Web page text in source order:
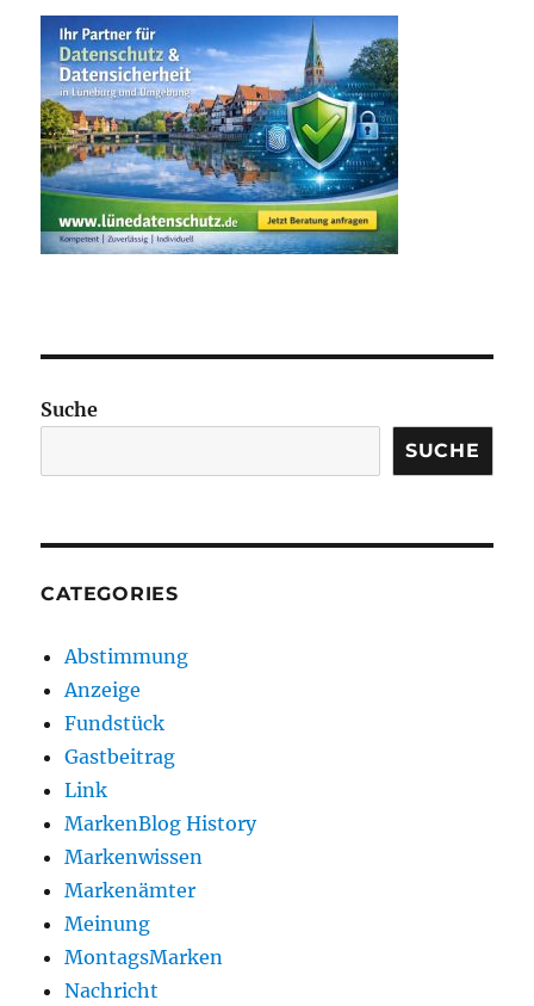
Suche
SUCHE
CATEGORIES
Abstimmung
Anzeige
Fundstück
Gastbeitrag
Link
MarkenBlog History
Markenwissen
Markenämter
Meinung
MontagsMarken
Nachricht